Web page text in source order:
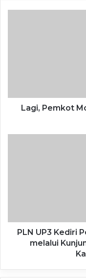
Sebab, lanjutnya,
melahirkan integritas.
terhadap tugas dan
konsisten akan dapat
Perempuan dan
maupun istri
melaksanakan
melaksanakan tugas
Sosial
Kota Mojokerto”,
Sementara itu,
Lagi, Pemkot
PLN UP3 Kediri
melalui